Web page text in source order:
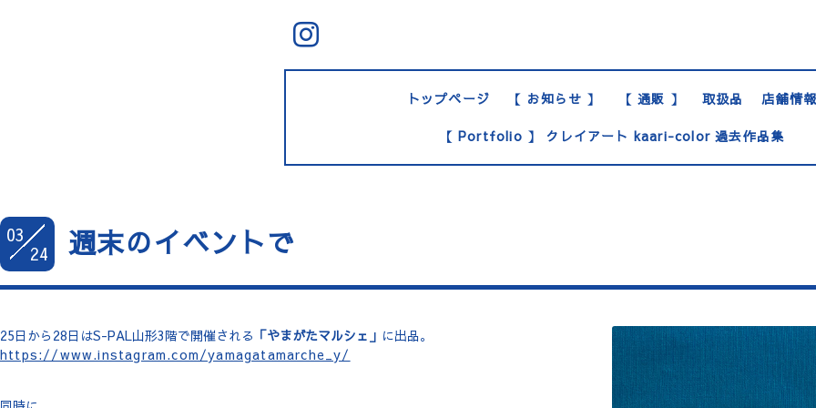
トップページ 【 お知らせ 】 【 通販 】 取扱品 店舗情
【 Portfolio 】 クレイアート kaari-color 過去作品集
03
24
週末のイベントで
25日から28日はS-PAL山形3階で開催される 「やまがたマルシェ」 に出品。
https://www.instagram.com/yamagatamarche_y/